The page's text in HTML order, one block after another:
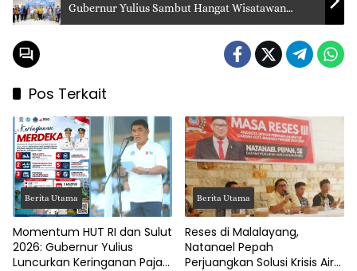
Gubernur Yulius Sambut Hangat Wisatawan
Taiwan di Bandara Sam Ratulangi
Pos Terkait
Berita Utama
Momentum HUT RI dan Sulut
2026: Gubernur Yulius
Luncurkan Keringanan Pajak
Berita Utama
Reses di Malalayang,
Natanael Pepah
Perjuangkan Solusi Krisis Air